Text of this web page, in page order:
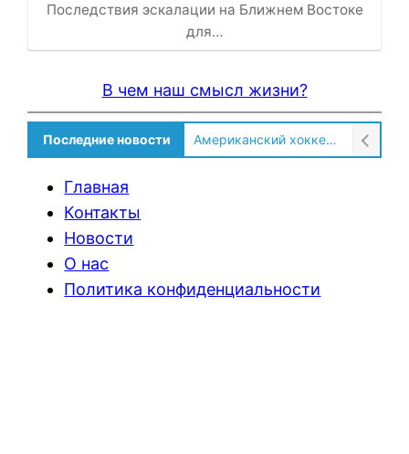
Последствия эскалации на Ближнем Востоке
для…
В чем наш смысл жизни?
Последние новости Американский хоккеист рассказал о культурном шоке после переезда в Россию!
Главная
Контакты
Новости
О нас
Политика конфиденциальности